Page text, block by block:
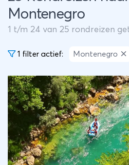
Montenegro
1 t/m 24 van 25 rondreizen
1 filter actief: Montenegro